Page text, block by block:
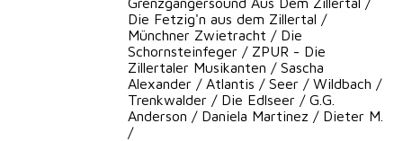
Die Fetzig'n aus dem Zillertal /
Münchner Zwietracht / Die
Schornsteinfeger / ZPUR - Die
Zillertaler Musikanten / Sascha
Alexander / Atlantis / Seer / Wildbach /
Trenkwalder / Die Edlseer / G.G.
Anderson / Daniela Martinez / Dieter M.
/